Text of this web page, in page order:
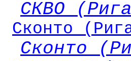
СКВО
Сконто
Сконто